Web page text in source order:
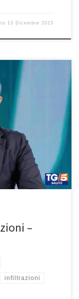
13 Dicembre 2023
Prof.
e anca a Roma
Per
alle spalle oggi
di acido
–
infiltrazioni